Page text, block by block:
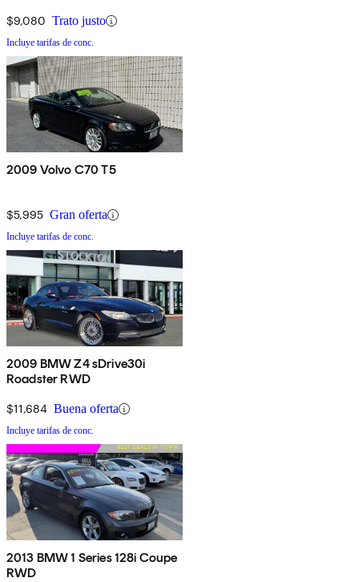
$9,080 Trato justo
Incluye tarifas de conc.
2009 Volvo C70 T5
$5,995 Gran oferta
Incluye tarifas de conc.
2009 BMW Z4 sDrive30i
Roadster RWD
$11,684 Buena oferta
Incluye tarifas de conc.
2013 BMW 1 Series 128i Coupe
RWD